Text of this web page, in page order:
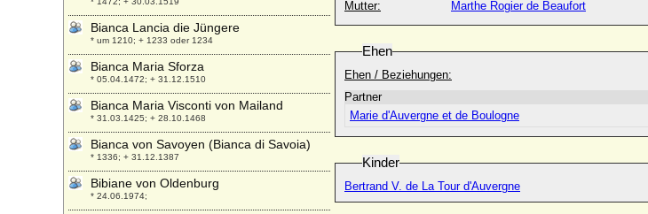
Mutter:
Marthe Rogier de Beaufort
Ehen
Ehen / Beziehungen:
Partner
Marie d'Auvergne et de Boulogne
Kinder
Bertrand V. de La Tour d'Auvergne
Bianca Lancia die Jüngere
* um 1210; + 1233 oder 1234
Bianca Maria Sforza
* 05.04.1472; + 31.12.1510
Bianca Maria Visconti von Mailand
* 31.03.1425; + 28.10.1468
Bianca von Savoyen (Bianca di Savoia)
* 1336; + 31.12.1387
Bibiane von Oldenburg
* 24.06.1974;